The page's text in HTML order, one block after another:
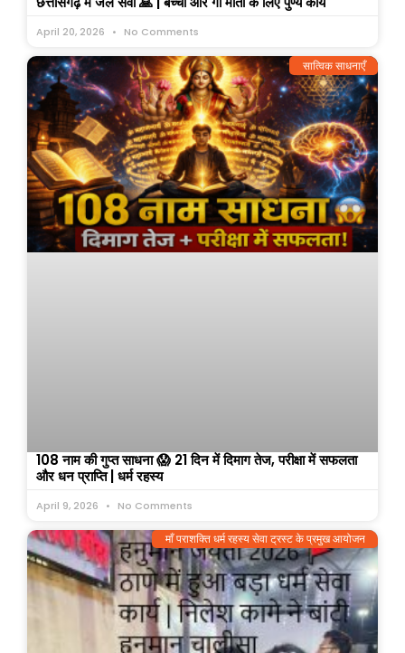
April 20, 2026 No Comments
सात्विक साधनाएँ
108 नाम की गुप्त साधना 😱 21 दिन में दिमाग तेज, परीक्षा में सफलता
और धन प्राप्ति | धर्म रहस्य
April 9, 2026 No Comments
माँ पराशक्ति धर्म रहस्य सेवा ट्रस्ट के प्रमुख आयोजन